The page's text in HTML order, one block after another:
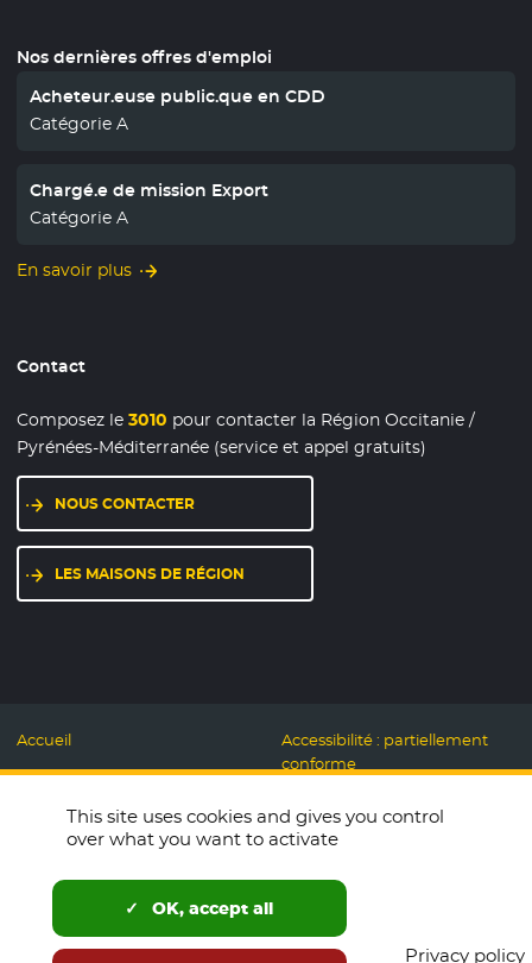
Nos dernières offres d'emploi
Acheteur.euse public.que en CDD
Catégorie A
Chargé.e de mission Export
Catégorie A
En savoir plus
Contact
Composez le3010 pour contacter la Région Occitanie /
Pyrénées-Méditerranée (service et appel gratuits)
NOUS CONTACTER
LES MAISONS DE RÉGION
Accueil
Mentions légales
Données personnelles et
Cookies
Espace presse
Télécharger le logo
English
Accessibilité : partiellement
conforme
Responsable
Plan du site
This site uses cookies and gives you control
over what you want to activate
OK, accept all
Privacy policy